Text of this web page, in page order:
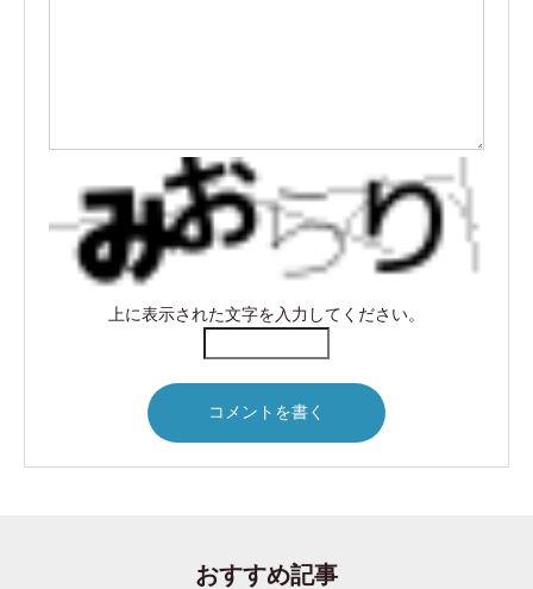
上に表示された文字を入力してください。
おすすめ記事